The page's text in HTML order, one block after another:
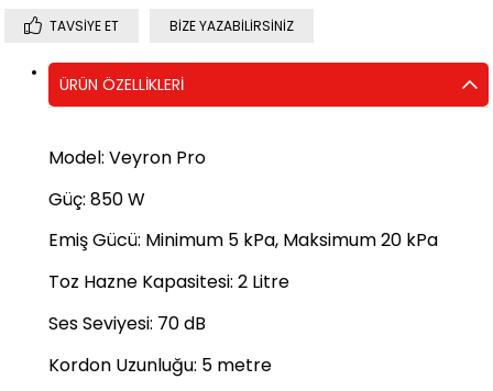
TAVSIYE ET BIZE YAZABILIRSINIZ
ÜRÜN ÖZELLIKLERI
Model:Veyron Pro
Güç:850 W
Emiş Gücü: Minimum 5 kPa, Maksimum 20 kPa
Toz Hazne Kapasitesi:2 Litre
Ses Seviyesi: 70 dB
Kordon Uzunluğu: 5 metre